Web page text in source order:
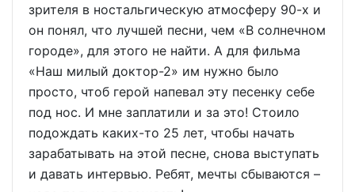
зрителя в ностальгическую атмосферу 90-х и
он понял, что лучшей песни, чем «В солнечном
городе», для этого не найти. А для фильма
«Наш милый доктор-2» им нужно было
просто, чтоб герой напевал эту песенку себе
под нос. И мне заплатили и за это! Стоило
подождать каких-то 25 лет, чтобы начать
зарабатывать на этой песне, снова выступать
и давать интервью. Ребят, мечты сбываются –